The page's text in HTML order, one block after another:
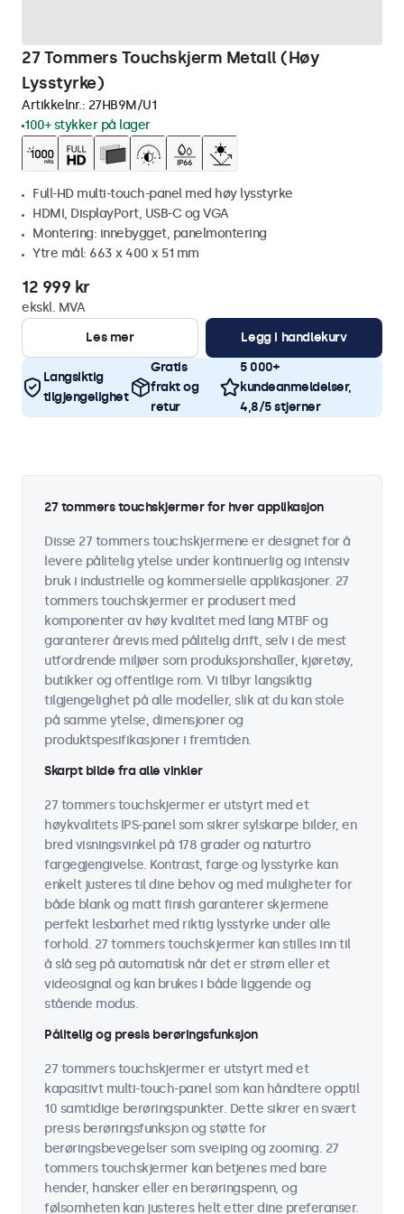
27 Tommers Touchskjerm Metall (Høy
Lysstyrke)
Artikkelnr.: 27HB9M/U1
100+ stykker på lager
Full-HD multi-touch-panel med høy lysstyrke
HDMI, DisplayPort, USB-C og VGA
Montering: innebygget, panelmontering
Ytre mål: 663 x 400 x 51 mm
12 999 kr
ekskl. MVA
Les mer
Legg i handlekurv
Langsiktig
tilgjengelighet
Gratis
frakt og
retur
5 000+
kundeanmeldelser,
4,8/5 stjerner
27 tommers touchskjermer for hver applikasjon
Disse 27 tommers touchskjermene er designet for å
levere pålitelig ytelse under kontinuerlig og intensiv
bruk i industrielle og kommersielle applikasjoner. 27
tommers touchskjermer er produsert med
komponenter av høy kvalitet med lang MTBF og
garanterer årevis med pålitelig drift, selv i de mest
utfordrende miljøer som produksjonshaller, kjøretøy,
butikker og offentlige rom. Vi tilbyr langsiktig
tilgjengelighet på alle modeller, slik at du kan stole
på samme ytelse, dimensjoner og
produktspesifikasjoner i fremtiden.
Skarpt bilde fra alle vinkler
27 tommers touchskjermer er utstyrt med et
høykvalitets IPS-panel som sikrer sylskarpe bilder, en
bred visningsvinkel på 178 grader og naturtro
fargegjengivelse. Kontrast, farge og lysstyrke kan
enkelt justeres til dine behov og med muligheter for
både blank og matt finish garanterer skjermene
perfekt lesbarhet med riktig lysstyrke under alle
forhold. 27 tommers touchskjermer kan stilles inn til
å slå seg på automatisk når det er strøm eller et
videosignal og kan brukes i både liggende og
stående modus.
Pålitelig og presis berøringsfunksjon
27 tommers touchskjermer er utstyrt med et
kapasitivt multi-touch-panel som kan håndtere opptil
10 samtidige berøringspunkter. Dette sikrer en svært
presis berøringsfunksjon og støtte for
berøringsbevegelser som sveiping og zooming. 27
tommers touchskjermer kan betjenes med bare
hender, hansker eller en berøringspenn, og
følsomheten kan justeres helt etter dine preferanser.